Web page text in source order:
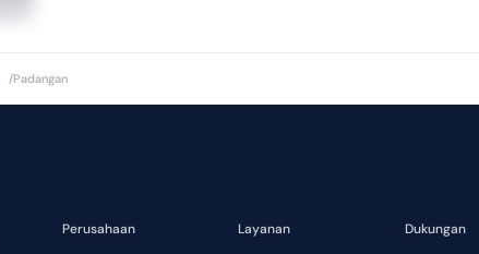
/Padangan
Perusahaan Layanan Dukungan